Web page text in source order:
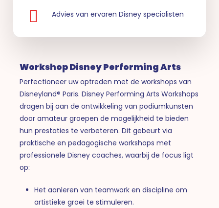
Advies van ervaren Disney specialisten
Workshop Disney Performing Arts
Perfectioneer uw optreden met de workshops van
Disneyland® Paris. Disney Performing Arts Workshops
dragen bij aan de ontwikkeling van podiumkunsten
door amateur groepen de mogelijkheid te bieden
hun prestaties te verbeteren. Dit gebeurt via
praktische en pedagogische workshops met
professionele Disney coaches, waarbij de focus ligt
op:
Het aanleren van teamwork en discipline om
artistieke groei te stimuleren.